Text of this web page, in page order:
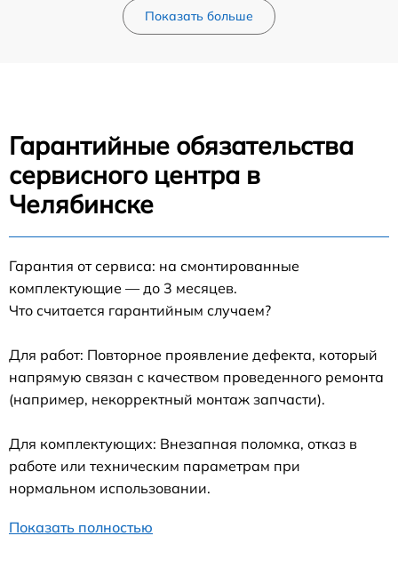
Показать больше
Гарантийные обязательства
сервисного центра в
Челябинске
Гарантия от сервиса: на смонтированные
комплектующие — до 3 месяцев.
Что считается гарантийным случаем?
Для работ: Повторное проявление дефекта, который
напрямую связан с качеством проведенного ремонта
(например, некорректный монтаж запчасти).
Для комплектующих: Внезапная поломка, отказ в
работе или техническим параметрам при
нормальном использовании.
Показать полностью